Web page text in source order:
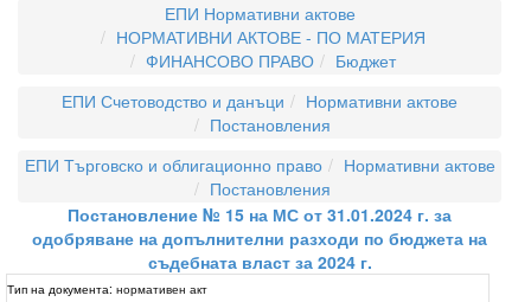
ЕПИ Нормативни актове
НОРМАТИВНИ АКТОВЕ - ПО МАТЕРИЯ
ФИНАНСОВО ПРАВО
Бюджет
ЕПИ Счетоводство и данъци
Нормативни актове
Постановления
ЕПИ Търговско и облигационно право
Нормативни актове
Постановления
Постановление № 15 на МС от 31.01.2024 г. за
одобряване на допълнителни разходи по бюджета на
съдебната власт за 2024 г.
Тип на документа: нормативен акт